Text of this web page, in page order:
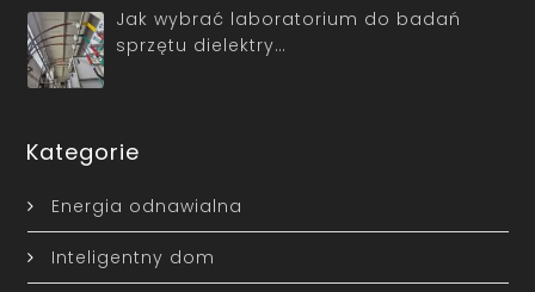
Jak wybrać laboratorium do badań
sprzętu dielektry…
Kategorie
Energia odnawialna
Inteligentny dom